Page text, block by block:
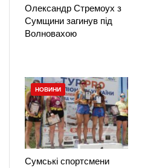
Олександр Стремоух з
Сумщини загинув під
Волновахою
НОВИНИ
Сумські спортсмени